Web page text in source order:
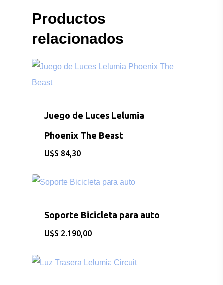
Productos
relacionados
Juego de Luces Lelumia
Phoenix The Beast
$ 84,30
Soporte Bicicleta para auto
$ 2.190,00
CONSULTAS AL: 092